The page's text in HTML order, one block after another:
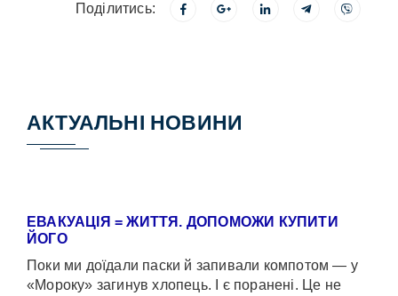
Поділитись:
АКТУАЛЬНІ НОВИНИ
ЕВАКУАЦІЯ = ЖИТТЯ. ДОПОМОЖИ КУПИТИ
ЙОГО
Поки ми доїдали паски й запивали компотом — у
«Мороку» загинув хлопець. І є поранені. Це не